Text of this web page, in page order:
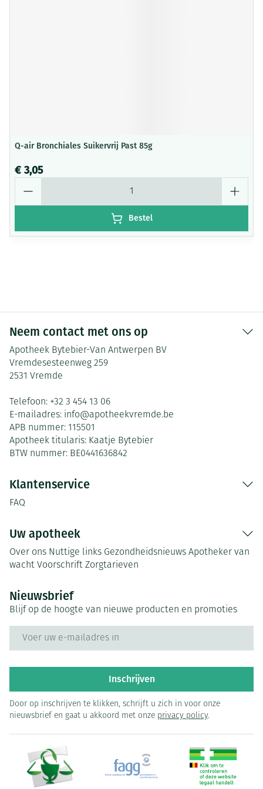
Q-air Bronchiales Suikervrij Past 85g
€ 3,05
Bestel
Neem contact met ons op
Apotheek Bytebier-Van Antwerpen BV
Vremdesesteenweg 259
2531 Vremde
Telefoon: +32 3 454 13 06
E-mailadres: info@apotheekvremde.be
APB nummer: 115501
Apotheek titularis: Kaatje Bytebier
BTW nummer: BE0441636842
Klantenservice
FAQ
Uw apotheek
Over ons Nuttige links Gezondheidsnieuws Apotheker van
wacht Voorschrift Zorgtarieven
Nieuwsbrief
Blijf op de hoogte van nieuwe producten en promoties
Inschrijven
Door op inschrijven te klikken, schrijft u zich in voor onze
nieuwsbrief en gaat u akkoord met onze privacy policy.